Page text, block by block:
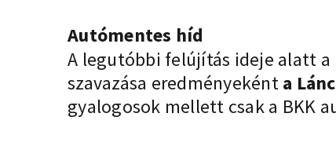
Autómentes híd
A legutóbbi felújítás ideje alatt a
szavazása eredményekénta
gyalogosok mellett csak a BKK